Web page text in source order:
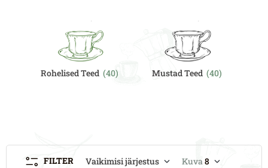
Rohelised Teed (40) Mustad Teed (40)
FILTER Vaikimisi järjestus Kuva8